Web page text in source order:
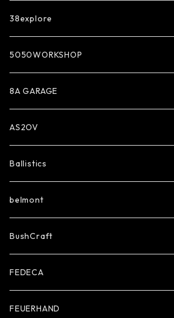
38explore
5050WORKSHOP
8A GARAGE
AS2OV
Ballistics
belmont
BushCraft
FEDECA
FEUERHAND